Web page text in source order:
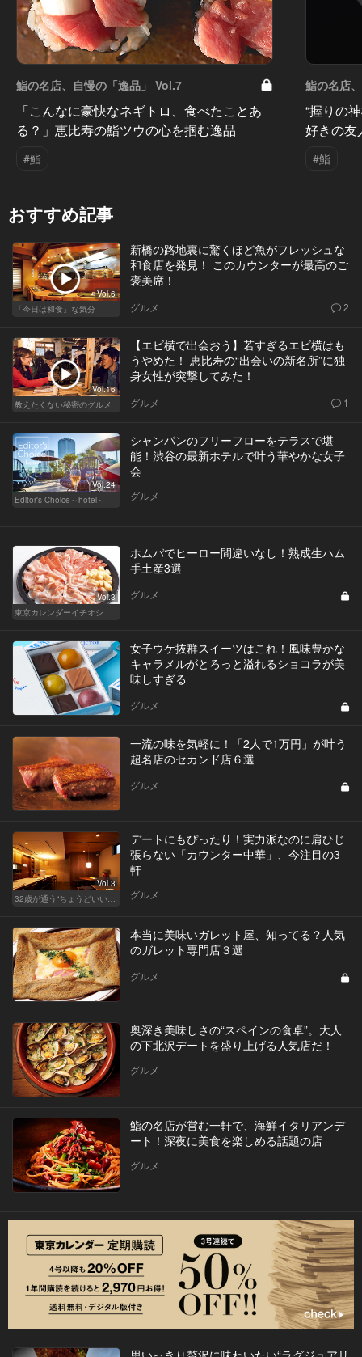
鮨の名店、自慢の「逸品」 Vol.7
「こんなに豪快なネギトロ、食べたことあ
る？」恵比寿の鮨ツウの心を掴む逸品
#鮨
鮨の名店
“握りの
好きの友
#鮨
おすすめ記事
Vol.6
「今日は和食」な気分
新橋の路地裏に驚くほど魚がフレッシュな
和食店を発見！ このカウンターが最高のご
褒美席！
グルメ 2
Vol.16
教えたくない秘密のグルメ
【エビ横で出会おう】若すぎるエビ横はも
うやめた！ 恵比寿の“出会いの新名所”に独
身女性が突撃してみた！
グルメ 1
Vol.24
Editor's Choice～hotel～
シャンパンのフリーフローをテラスで堪
能！渋谷の最新ホテルで叶う華やかな女子
会
グルメ
Vol.3
東京カレンダーイチオシ！絶対外さない手土産
ホムパでヒーロー間違いなし！熟成生ハム
手土産3選
グルメ
女子ウケ抜群スイーツはこれ！風味豊かな
キャラメルがとろっと溢れるショコラが美
味しすぎる
グルメ
一流の味を気軽に！「2人で1万円」が叶う
超名店のセカンド店６選
グルメ
Vol.3
32歳が通う“ちょうどいい”価格の店
デートにもぴったり！実力派なのに肩ひじ
張らない「カウンター中華」、今注目の3
軒
グルメ
本当に美味いガレット屋、知ってる？人気
のガレット専門店３選
グルメ
奥深き美味しさの“スペインの食卓”。大人
の下北沢デートを盛り上げる人気店だ！
グルメ
鮨の名店が営む一軒で、海鮮イタリアンデ
ート！深夜に美食を楽しめる話題の店
グルメ